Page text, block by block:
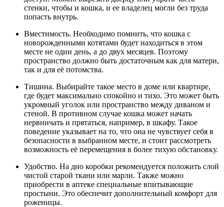
стенки, чтобы и кошка, и ее владелец могли без труда
попасть внутрь.
Вместимость. Необходимо помнить, что кошка с
новорожденными котятами будет находиться в этом
месте не один день, а до двух месяцев. Поэтому
пространство должно быть достаточным как для матери,
так и для её потомства.
Тишина. Выбирайте такое место в доме или квартире,
где будет максимально спокойно и тихо. Это может быть
укромный уголок или пространство между диваном и
стеной. В противном случае кошка может начать
нервничать и прятаться, например, в шкафу. Такое
поведение указывает на то, что она не чувствует себя в
безопасности в выбранном месте, и стоит рассмотреть
возможность её перемещения в более тихую обстановку.
Удобство. На дно коробки рекомендуется положить слой
чистой старой ткани или марли. Также можно
приобрести в аптеке специальные впитывающие
простыни. Это обеспечит дополнительный комфорт для
роженицы.